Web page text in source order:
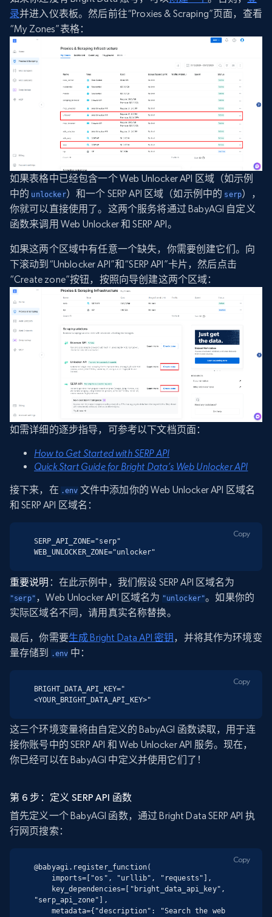
录并进入仪表板。然后前往“Proxies & Scraping”页面，查看
“My Zones”表格：
如果表格中已经包含一个 Web Unlocker API 区域（如示例
中的 unlocker）和一个 SERP API 区域（如示例中的 serp），
你就可以直接使用了。这两个服务将通过 BabyAGI 自定义
函数来调用 Web Unlocker 和 SERP API。
如果这两个区域中有任意一个缺失，你需要创建它们。向
下滚动到“Unblocker API”和“SERP API”卡片，然后点击
“Create zone”按钮，按照向导创建这两个区域：
如需详细的逐步指导，可参考以下文档页面：
How to Get Started with SERP API
Quick Start Guide for Bright Data’s Web Unlocker API
接下来，在 .env 文件中添加你的 Web Unlocker API 区域名
和 SERP API 区域名：
SERP_API_ZONE="serp"
WEB_UNLOCKER_ZONE="unlocker"
Copy
重要说明 ：在此示例中，我们假设 SERP API 区域名为
"serp" ，Web Unlocker API 区域名为 "unlocker"。如果你的
实际区域名不同，请用真实名称替换。
最后，你需要生成 Bright Data API 密钥 ，并将其作为环境变
量存储到
.env 中：
BRIGHT_DATA_API_KEY="
<YOUR_BRIGHT_DATA_API_KEY>"
Copy
这三个环境变量将由自定义的 BabyAGI 函数读取，用于连
接你账号中的 SERP API 和 Web Unlocker API 服务。现在，
你已经可以在 BabyAGI 中定义并使用它们了！
第 6 步：定义 SERP API 函数
首先定义一个 BabyAGI 函数，通过 Bright Data SERP API 执
行网页搜索：
@babyagi.register_function(
"serp_api_zone"],
Copy